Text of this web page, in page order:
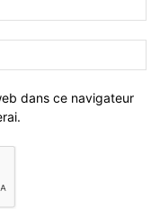
dans ce navigateur